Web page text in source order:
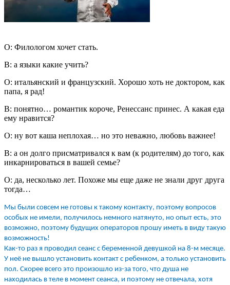
О: Филологом хочет стать.
В: а языки какие учить?
О: итальянский и французский. Хорошо хоть не доктором, как
папа, я рад!
В: понятно… романтик короче, Ренессанс принес. А какая еда
ему нравится?
О: ну вот каша неплохая… но это неважно, любовь важнее!
В: а он долго присматривался к вам (к родителям) до того, как
инкарнироваться в вашей семье?
О: да, несколько лет. Похоже мы еще даже не знали друг друга
тогда…
Мы были совсем не готовы к такому контакту, поэтому вопросов
особых не имели, получилось немного натянуто, но опыт есть, это
возможно, поэтому будущих операторов прошу иметь в виду такую
возможность!
Как-то раз я проводил сеанс с беременной девушкой на 8-м месяце.
У неё не вышло установить контакт с ребенком, а только установить
пол. Скорее всего это произошло из-за того, что душа не
находилась в теле в момент сеанса, и поэтому не отвечала, хотя